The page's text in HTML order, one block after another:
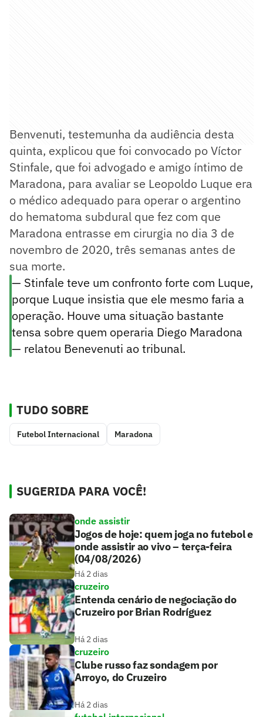
Benvenuti, testemunha da audiência desta
quinta, explicou que foi convocado po Víctor
Stinfale, que foi advogado e amigo íntimo de
Maradona, para avaliar se Leopoldo Luque era
o médico adequado para operar o argentino
do hematoma subdural que fez com que
Maradona entrasse em cirurgia no dia 3 de
novembro de 2020, três semanas antes de
sua morte.
— Stinfale teve um confronto forte com Luque,
porque Luque insistia que ele mesmo faria a
operação. Houve uma situação bastante
tensa sobre quem operaria Diego Maradona
— relatou Benevenuti ao tribunal.
TUDO SOBRE
Futebol Internacional Maradona
SUGERIDA PARA VOCÊ!
onde assistir
Jogos de hoje: quem joga no futebol e
onde assistir ao vivo – terça-feira
(04/08/2026)
Há 2 dias
cruzeiro
Entenda cenário de negociação do
Cruzeiro por Brian Rodríguez
Há 2 dias
cruzeiro
Clube russo faz sondagem por
Arroyo, do Cruzeiro
Há 2 dias